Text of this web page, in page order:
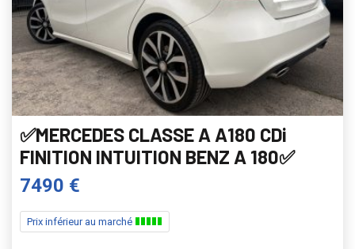
✅MERCEDES CLASSE A A180 CDi
FINITION INTUITION BENZ A 180✅
7490 €
Prix inférieur au marché